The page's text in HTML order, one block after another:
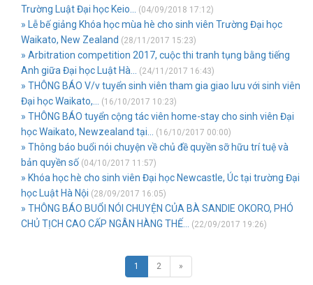
Trường Luật Đại học Keio...
(04/09/2018 17:12)
» Lễ bế giảng Khóa học mùa hè cho sinh viên Trường Đại học
Waikato, New Zealand (28/11/2017 15:23)
» Arbitration competition 2017, cuộc thi tranh tụng bằng tiếng
Anh giữa Đại học Luật Hà...
(24/11/2017 16:43)
» THÔNG BÁO V/v tuyển sinh viên tham gia giao lưu với sinh viên
Đại học Waikato,...
(16/10/2017 10:23)
» THÔNG BÁO tuyển cộng tác viên home-stay cho sinh viên Đại
học Waikato, Newzealand tại...
(16/10/2017 00:00)
» Thông báo buổi nói chuyện về chủ đề quyền sỡ hữu trí tuệ và
bản quyền số (04/10/2017 11:57)
» Khóa học hè cho sinh viên Đại học Newcastle, Úc tại trường Đại
học Luật Hà Nội (28/09/2017 16:05)
» THÔNG BÁO BUỔI NÓI CHUYỆN CỦA BÀ SANDIE OKORO, PHÓ
CHỦ TỊCH CAO CẤP NGÂN HÀNG THẾ...
(22/09/2017 19:26)
1 2 »